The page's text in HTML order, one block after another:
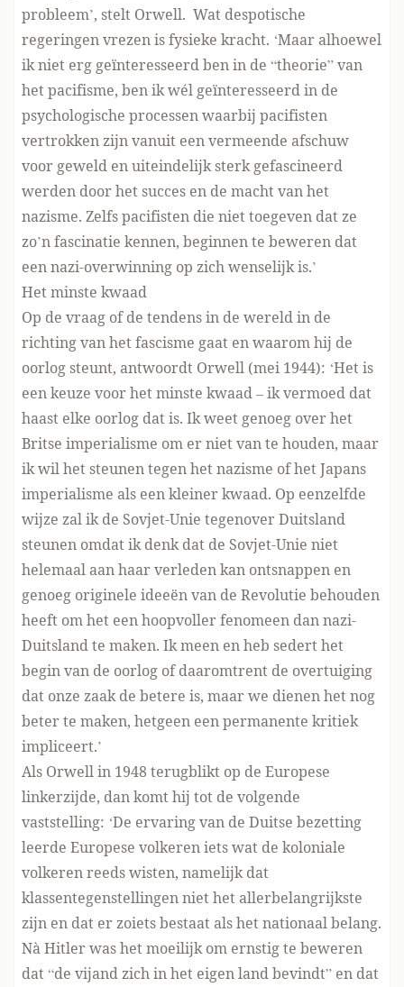
probleem’, stelt Orwell. Wat despotische
regeringen vrezen is fysieke kracht. ‘Maar alhoewel
ik niet erg geïnteresseerd ben in de “theorie” van
het pacifisme, ben ik wél geïnteresseerd in de
psychologische processen waarbij pacifisten
vertrokken zijn vanuit een vermeende afschuw
voor geweld en uiteindelijk sterk gefascineerd
werden door het succes en de macht van het
nazisme. Zelfs pacifisten die niet toegeven dat ze
zo’n fascinatie kennen, beginnen te beweren dat
een nazi-overwinning op zich wenselijk is.’
Het minste kwaad
Op de vraag of de tendens in de wereld in de
richting van het fascisme gaat en waarom hij de
oorlog steunt, antwoordt Orwell (mei 1944): ‘Het is
een keuze voor het minste kwaad – ik vermoed dat
haast elke oorlog dat is. Ik weet genoeg over het
Britse imperialisme om er niet van te houden, maar
ik wil het steunen tegen het nazisme of het Japans
imperialisme als een kleiner kwaad. Op eenzelfde
wijze zal ik de Sovjet-Unie tegenover Duitsland
steunen omdat ik denk dat de Sovjet-Unie niet
helemaal aan haar verleden kan ontsnappen en
genoeg originele ideeën van de Revolutie behouden
heeft om het een hoopvoller fenomeen dan nazi-
Duitsland te maken. Ik meen en heb sedert het
begin van de oorlog of daaromtrent de overtuiging
dat onze zaak de betere is, maar we dienen het nog
beter te maken, hetgeen een permanente kritiek
impliceert.’
Als Orwell in 1948 terugblikt op de Europese
linkerzijde, dan komt hij tot de volgende
vaststelling: ‘De ervaring van de Duitse bezetting
leerde Europese volkeren iets wat de koloniale
volkeren reeds wisten, namelijk dat
klassentegenstellingen niet het allerbelangrijkste
zijn en dat er zoiets bestaat als het nationaal belang.
Nà Hitler was het moeilijk om ernstig te beweren
dat “de vijand zich in het eigen land bevindt” en dat